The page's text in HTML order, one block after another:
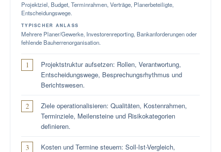
Projektziel, Budget, Terminrahmen, Verträge, Planerbeteiligte,
Entscheidungswege.
TYPISCHER ANLASS
Mehrere Planer/Gewerke, Investorenreporting, Bankanforderungen oder
fehlende Bauherrenorganisation.
Projektstruktur aufsetzen: Rollen, Verantwortung,
Entscheidungswege, Besprechungsrhythmus und
Berichtswesen.
Ziele operationalisieren: Qualitäten, Kostenrahmen,
Terminziele, Meilensteine und Risikokategorien
definieren.
Kosten und Termine steuern: Soll-Ist-Vergleich,